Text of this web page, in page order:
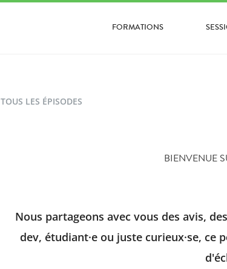
FORMATIONS
TOUS LES ÉPISODES
BIENVENUE
Nous partageons avec vous des avis,
dev, étudiant·e ou juste curieux·se,